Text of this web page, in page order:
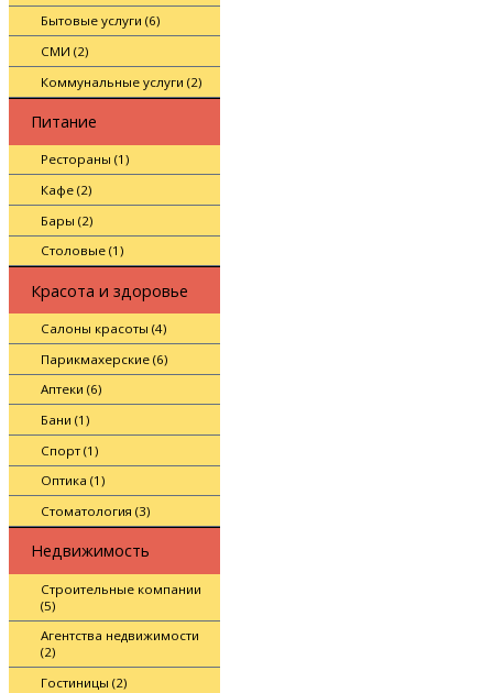
Бытовые услуги (6)
СМИ (2)
Коммунальные услуги (2)
Питание
Рестораны (1)
Кафе (2)
Бары (2)
Столовые (1)
Красота и здоровье
Салоны красоты (4)
Парикмахерские (6)
Аптеки (6)
Бани (1)
Спорт (1)
Оптика (1)
Стоматология (3)
Недвижимость
Строительные компании
(5)
Агентства недвижимости
(2)
Гостиницы (2)